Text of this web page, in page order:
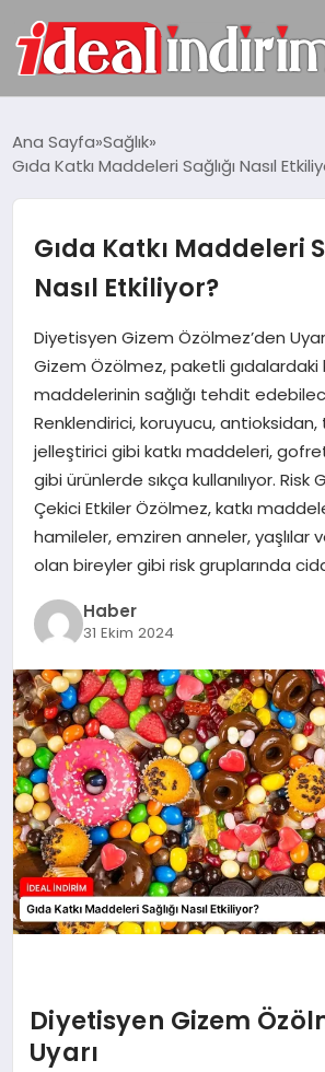
DÜNYA
SEYAHAT
TEKNOLOJI
YAŞAM
Ana Sayfa Sağlık
Gıda Katkı Maddeleri Sağlığı Nasıl
Gıda Katkı Maddeleri
Nasıl Etkiliyor?
Diyetisyen Gizem Özölmez’den
Gizem Özölmez, paketli gıdalardaki
maddelerinin sağlığı tehdit
Renklendirici, koruyucu, antioksidan,
jelleştirici gibi katkı maddeleri,
gibi ürünlerde sıkça kullanılıyor. Risk
Çekici Etkiler Özölmez, katkı
hamileler, emziren anneler, yaşlılar
olan bireyler gibi risk gruplarında
Haber
31 Ekim 2024
Diyetisyen Gizem
Uyarı